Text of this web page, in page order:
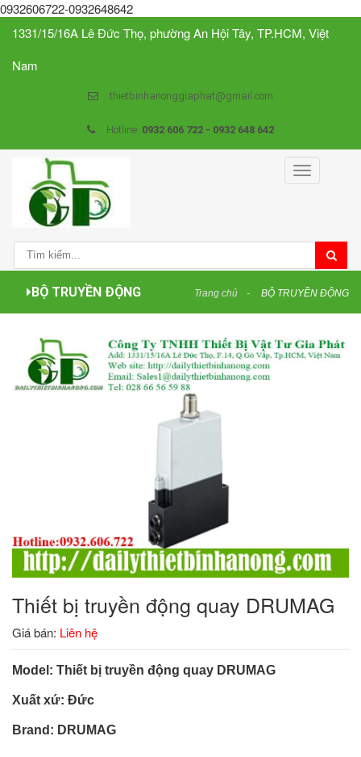
0932606722-0932648642
1331/15/16A Lê Đức Thọ, phường An Hội Tây, TP.HCM, Việt
Nam
thietbinhanonggiaphat@gmail.com
Hotline: 0932 606 722 - 0932 648 642
Toggle
navigation
BỘ TRUYỀN ĐỘNG Trang chủ BỘ TRUYỀN ĐỘNG
Thiết bị truyền động quay DRUMAG
Giá bán: Liên hệ
Model: Thiết bị truyền động quay DRUMAG
Xuất xứ: Đức
Brand: DRUMAG